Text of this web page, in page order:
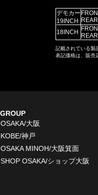
デモカー
19INCH
REAR
18INCH
REAR
記載されている製
表記価格は、販売
OSAKA/大阪
KOBE/神戸
OSAKA MINOH/大阪箕面
SHOP OSAKA/ショップ大阪